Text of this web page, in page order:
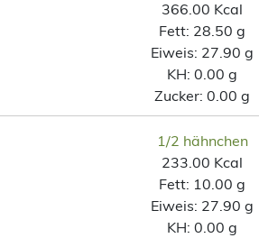
366.00 Kcal
Fett: 28.50 g
Eiweis: 27.90 g
KH: 0.00 g
Zucker: 0.00 g
1/2 hähnchen
233.00 Kcal
Fett: 10.00 g
Eiweis: 27.90 g
KH: 0.00 g